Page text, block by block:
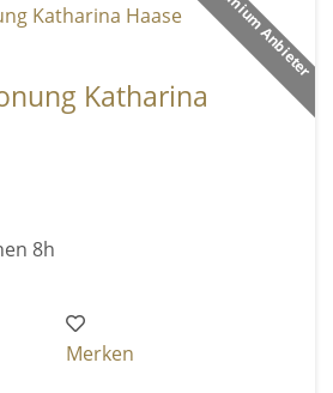
Premium Anbieter
Katharina
8h
Merken